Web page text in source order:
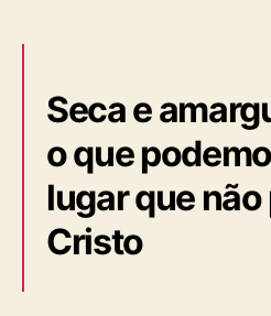
Seca e
o que
lugar que
Cristo